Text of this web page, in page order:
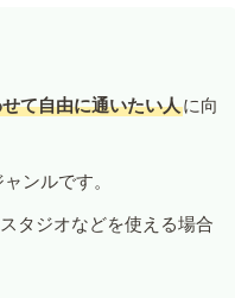
て自由に通いたい人に向
ンルです。
タジオなどを使える場合